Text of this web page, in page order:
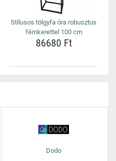
Stílusos tölgyfa óra robusztus
fémkerettel 100 cm
86680 Ft
Dodo